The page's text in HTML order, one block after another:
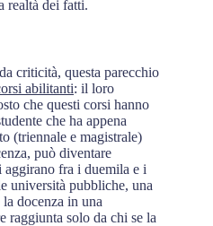
realtà dei fatti.
criticità, questa parecchio
abilitanti: il loro
che questi corsi hanno
che ha appena
(triennale e magistrale)
può diventare
fra i duemila e i
università pubbliche, una
docenza in una
raggiunta solo da chi se la